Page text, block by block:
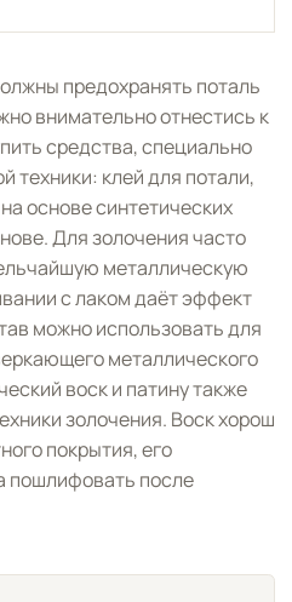
предохранять поталь
внимательно отнестись к
средства, специально
техники: клей для потали,
основе синтетических
Для золочения часто
металлическую
с лаком даёт эффект
можно использовать для
металлического
воск и патину также
золочения. Воск хорош
покрытия, его
пошлифовать после